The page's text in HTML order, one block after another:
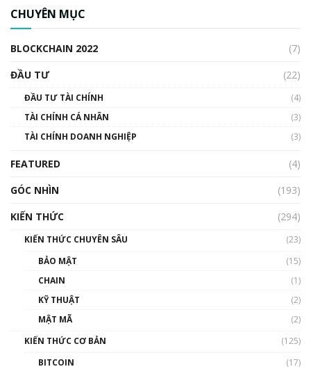
00:02:14
Nhìn lại năm 2022: Những sự kiện ảnh hưởng
đến hệ sinh thái tiền mã hoá | Phổ cập
00:43:47
CHUYÊN MỤC
BLOCKCHAIN 2022
(7)
ĐẦU TƯ
(22)
ĐẦU TƯ TÀI CHÍNH
(4)
TÀI CHÍNH CÁ NHÂN
(3)
TÀI CHÍNH DOANH NGHIỆP
(3)
FEATURED
(4)
GÓC NHÌN
(193)
KIẾN THỨC
(294)
KIẾN THỨC CHUYÊN SÂU
(23)
BẢO MẬT
(15)
CHAIN
(1)
KỸ THUẬT
(2)
MẬT MÃ
(2)
KIẾN THỨC CƠ BẢN
(125)
BITCOIN
(17)